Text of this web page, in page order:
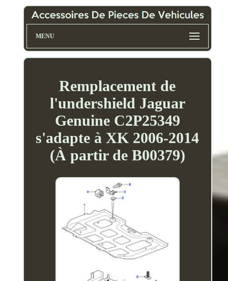
MENU
Remplacement de
l'undershield Jaguar
Genuine C2P25349
s'adapte à XK 2006-2014
(À partir de B00379)